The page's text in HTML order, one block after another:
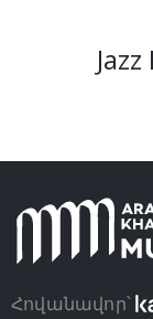
Հովանավոր՝